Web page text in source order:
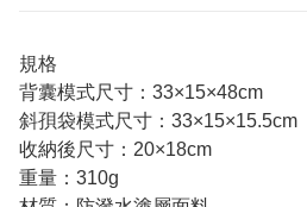
規格
背囊模式尺寸：33×15×48cm
斜孭袋模式尺寸：33×15×15.5cm
收納後尺寸：20×18cm
重量：310g